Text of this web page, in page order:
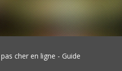
cher en ligne - Guide